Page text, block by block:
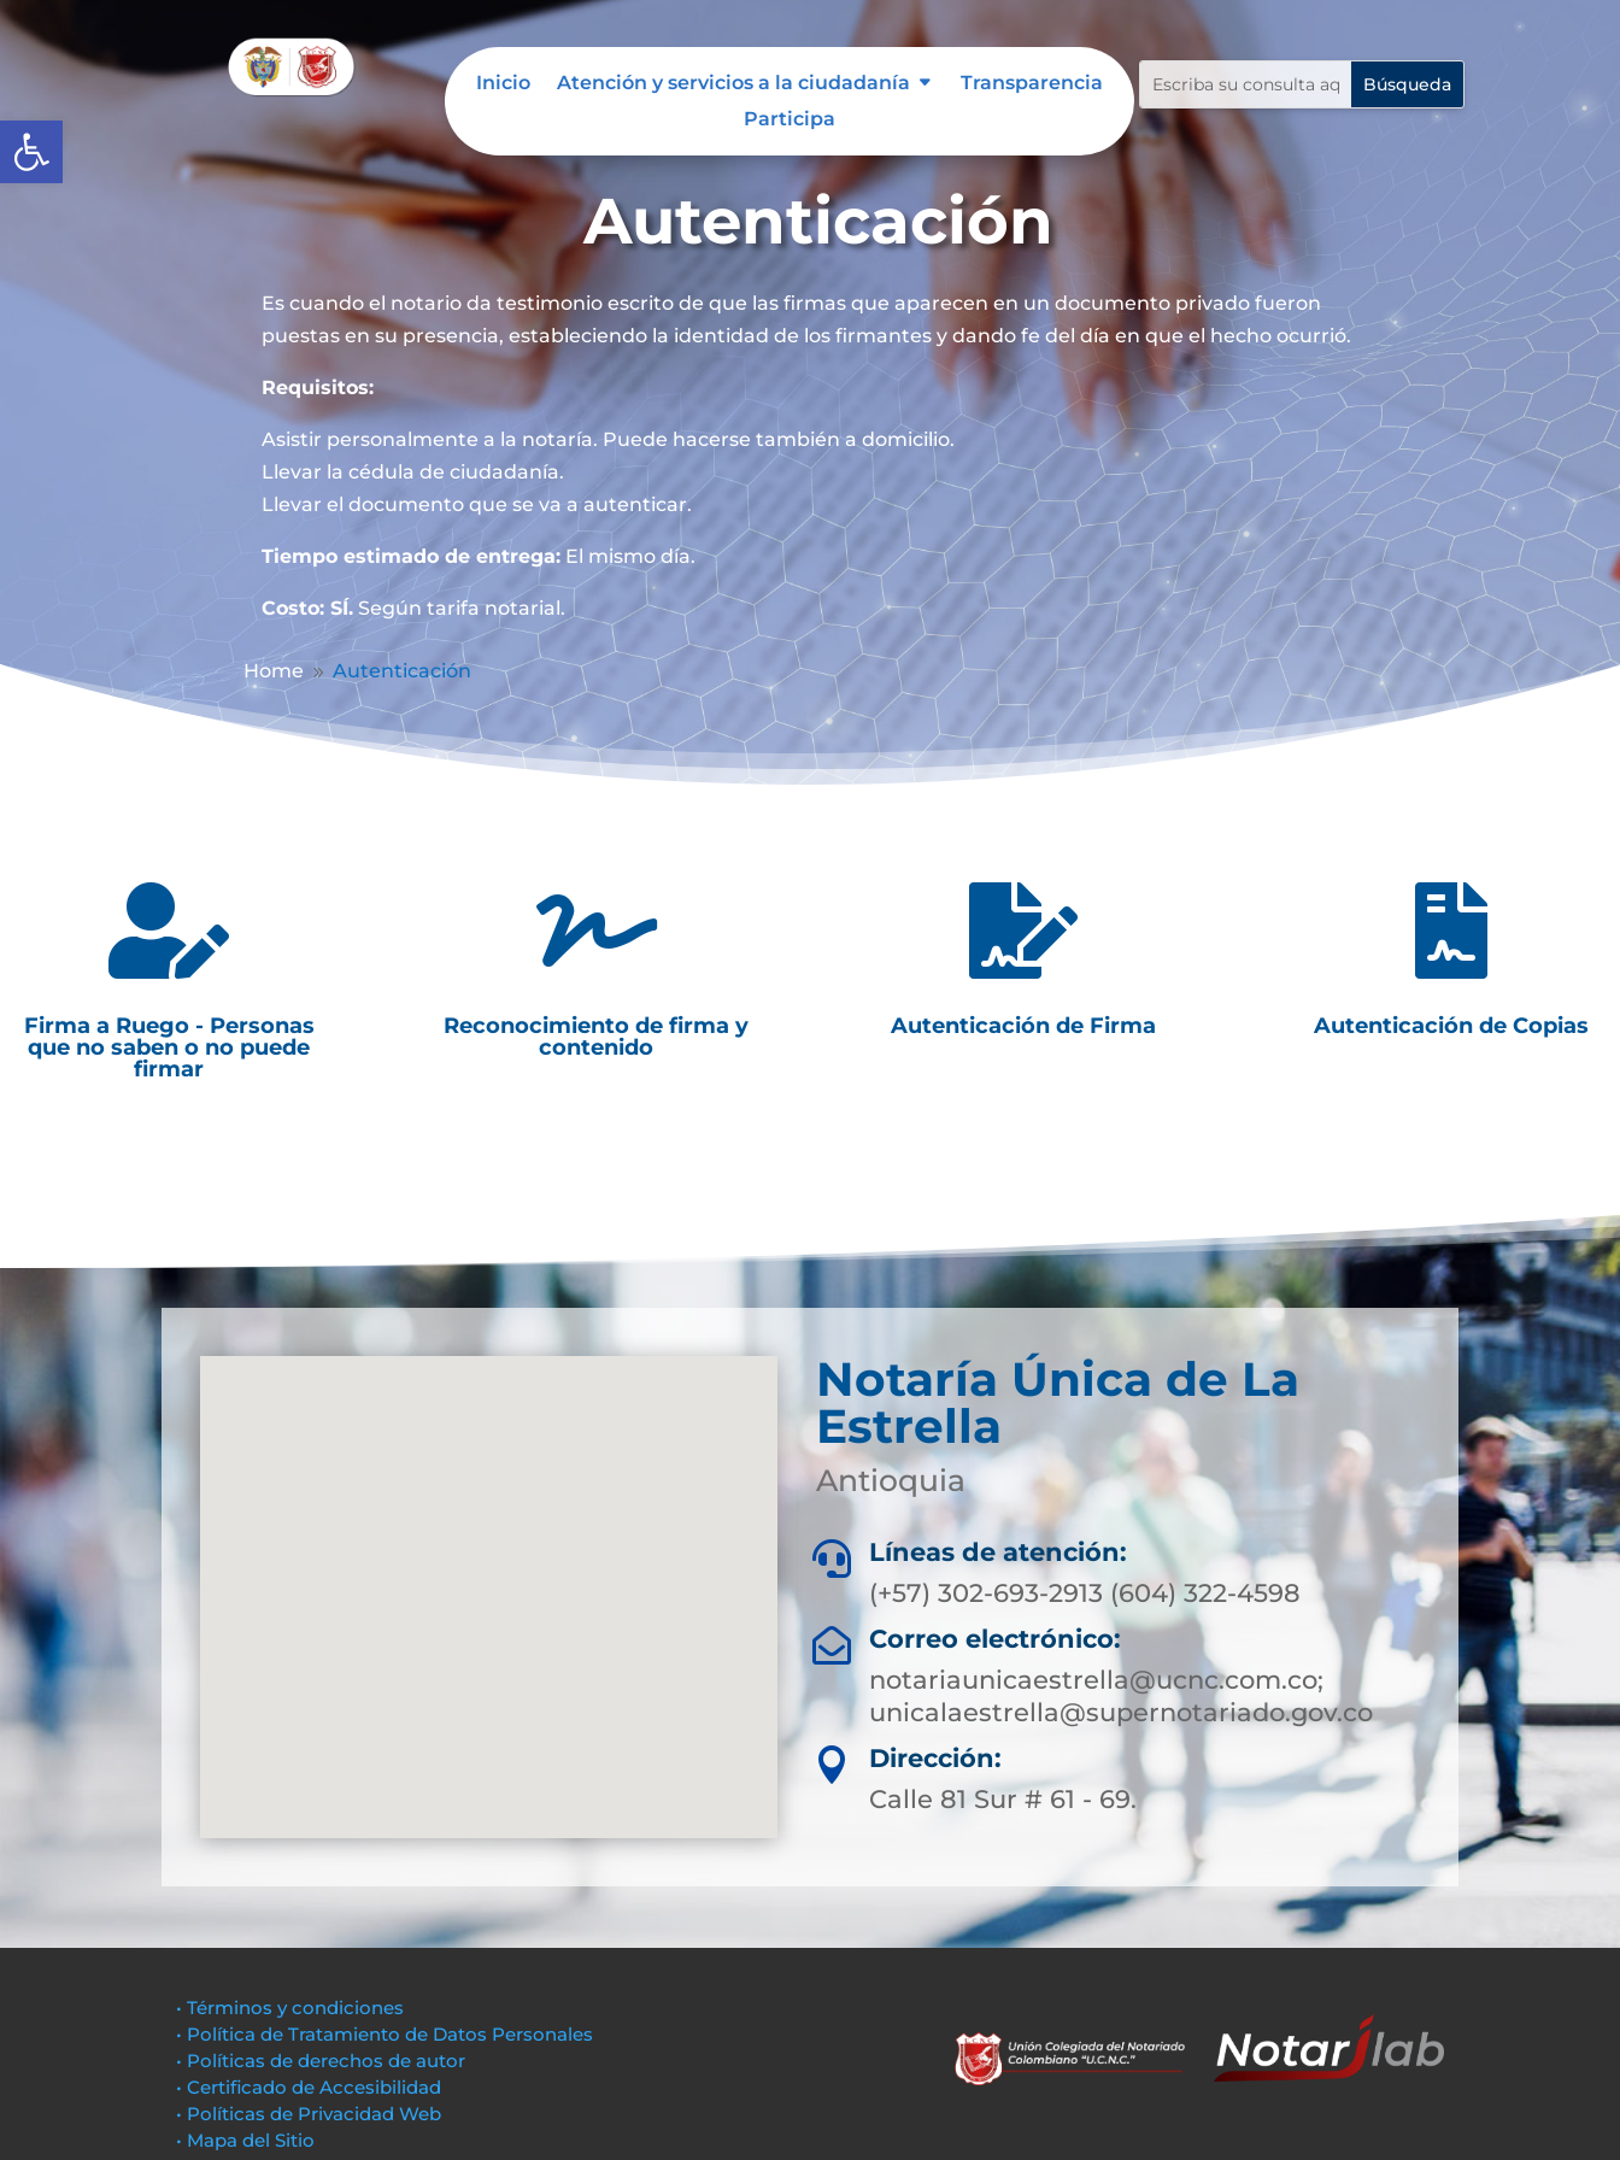
Abrir barra de herramientas
Inicio Atención y servicios a la ciudadanía
Transparencia
Participa
Autenticación
Es cuando el notario da testimonio escrito de que las firmas que aparecen en un documento privado fueron
puestas en su presencia, estableciendo la identidad de los firmantes y dando fe del día en que el hecho ocurrió.
Requisitos:
Asistir personalmente a la notaría. Puede hacerse también a domicilio.
Llevar la cédula de ciudadanía.
Llevar el documento que se va a autenticar.
Tiempo estimado de entrega:El mismo día.
Costo: SÍ.Según tarifa notarial.
Home 9 Autenticación

Firma a Ruego - Personas
que no saben o no puede
firmar

Reconocimiento de firma y
contenido

Autenticación de Firma

Autenticación de Copias
Notaría Única de La
Estrella
Antioquia

Líneas de atención:
(+57) 302-693-2913 (604) 322-4598

Correo electrónico:
notariaunicaestrella@ucnc.com.co;
unicalaestrella@supernotariado.gov.co

Dirección:
Calle 81 Sur # 61 - 69.
• Términos y condiciones
• Política de Tratamiento de Datos Personales
• Políticas de derechos de autor
• Certificado de Accesibilidad
• Políticas de Privacidad Web
• Mapa del Sitio